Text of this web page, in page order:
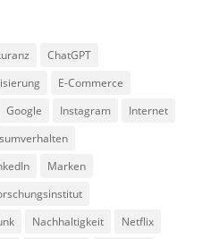
ChatGPT
E-Commerce
Google Instagram
Internet
Marken
Nachhaltigkeit
Netflix